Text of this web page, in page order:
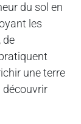
du sol en
les
de
une terre
découvrir